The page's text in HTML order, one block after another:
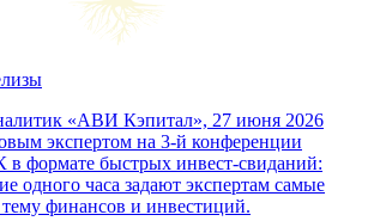
«АВИ Кэпитал», 27 июня 2026
экспертом на 3-й конференции
формате быстрых инвест-свиданий:
одного часа задают экспертам самые
финансов и инвестиций.